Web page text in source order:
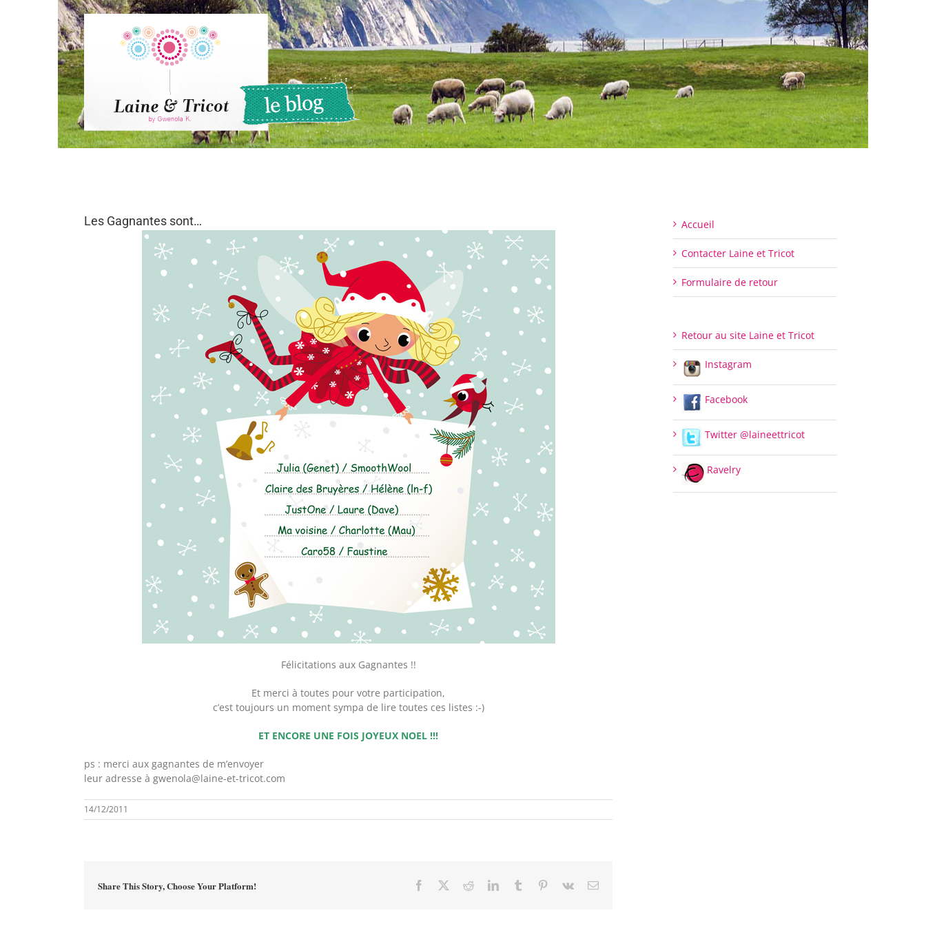
Les Gagnantes sont…
Félicitations aux Gagnantes !!
Et merci à toutes pour votre participation,
c’est toujours un moment sympa de lire toutes ces listes :-)
ET ENCORE UNE FOIS JOYEUX NOEL !!!
ps : merci aux gagnantes de m’envoyer
leur adresse à gwenola@laine-et-tricot.com
14/12/2011
Share This Story, Choose Your Platform! Facebook RedditLinkedInTumblr Pinterest
Vk Email
Accueil
Contacter Laine et Tricot
Formulaire de retour
Retour au site Laine et Tricot
Instagram
Facebook
Twitter @laineettricot
Ravelry